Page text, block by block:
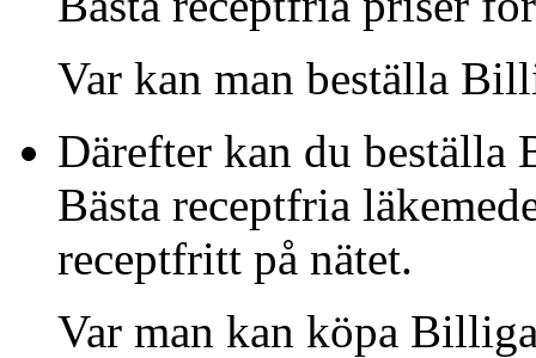
Var kan man beställa
Därefter kan du beställa
Bästa receptfria
receptfritt på nätet.
Var man kan köpa